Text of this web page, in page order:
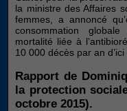
la ministre des Affaires
femmes, a annoncé
consommation
mortalité liée à
10 000 décès par an d’ici
Rapport de
la protection
octobre 2015).